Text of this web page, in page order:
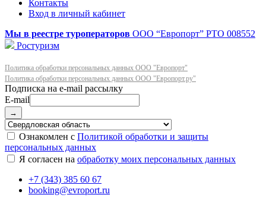
Контакты
Вход в личный кабинет
Мы в реестре туроператоров ООО “Европорт” РТО 008552
Ростуризм
Политика обработки персональных данных ООО "Европорт"
Политика обработки персональных данных ООО "Европорт.ру"
E-mail
→
Ознакомлен с Политикой обработки и защиты
персональных данных
Я согласен на обработку моих персональных данных
+7 (343) 385 60 67
booking@evroport.ru